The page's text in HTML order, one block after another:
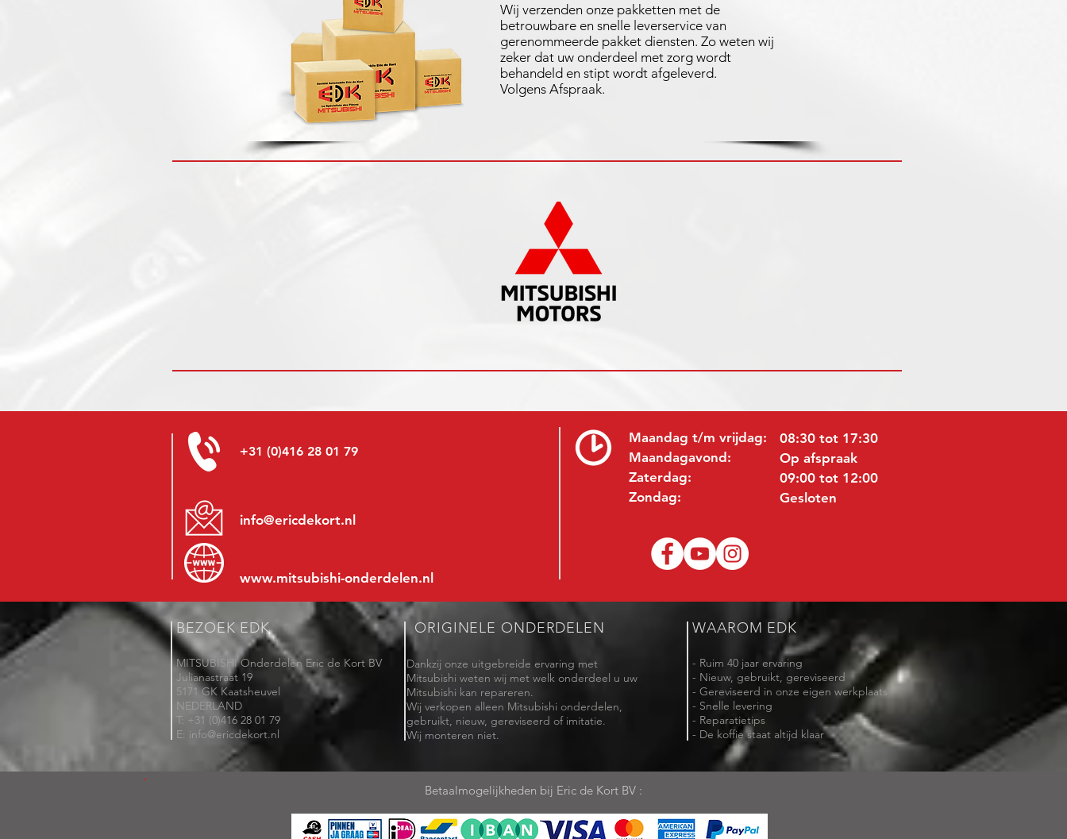
Wij verzenden onze pakketten met de
betrouwbare en snelle leverservice van
gerenommeerde pakket diensten. Zo weten wij
zeker dat uw onderdeel met zorg wordt
behandeld en stipt wordt afgeleverd.
Volgens Afspraak.
+31 (0)416 28 01 79
info@ericdekort.nl
www.mitsubishi-onderdelen.nl
Maandag t/m vrijdag:
Maandagavond:
Zaterdag:
Zondag:
08:30 tot 17:30
Op afspraak
09:00 tot 12:00
Gesloten
BEZOEK EDK
MITSUBISHI Onderdelen Eric de Kort BV
Julianastraat 19
5171 GK Kaatsheuvel
NEDERLAND
T: +31 (0)416 28 01 79
E: info@ericdekort.nl
ORIGINELE ONDERDELEN
Dankzij onze uitgebreide ervaring met
Mitsubishi weten wij met welk onderdeel u uw
Mitsubishi kan repareren.
Wij verkopen alleen Mitsubishi onderdelen,
gebruikt, nieuw, gereviseerd of imitatie.
Wij monteren niet.
WAAROM EDK
- Ruim 40 jaar ervaring
- Nieuw, gebruikt, gereviseerd
- Gereviseerd in onze eigen werkplaats
- Snelle levering
- Reparatietips
- De koffie staat altijd klaar
Betaalmogelijkheden bij Eric de Kort BV :